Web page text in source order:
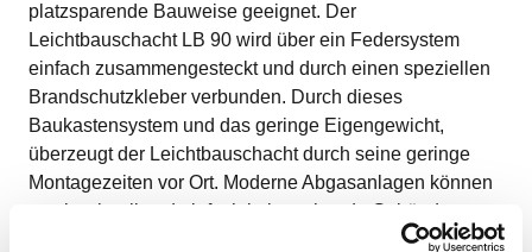
platzsparende Bauweise geeignet. Der
Leichtbauschacht LB 90 wird über ein Federsystem
einfach zusammengesteckt und durch einen speziellen
Brandschutzkleber verbunden. Durch dieses
Baukastensystem und das geringe Eigengewicht,
überzeugt der Leichtbauschacht durch seine geringe
Montagezeiten vor Ort. Moderne Abgasanlagen können
somit schnell und einfach in bestehende Gebäude